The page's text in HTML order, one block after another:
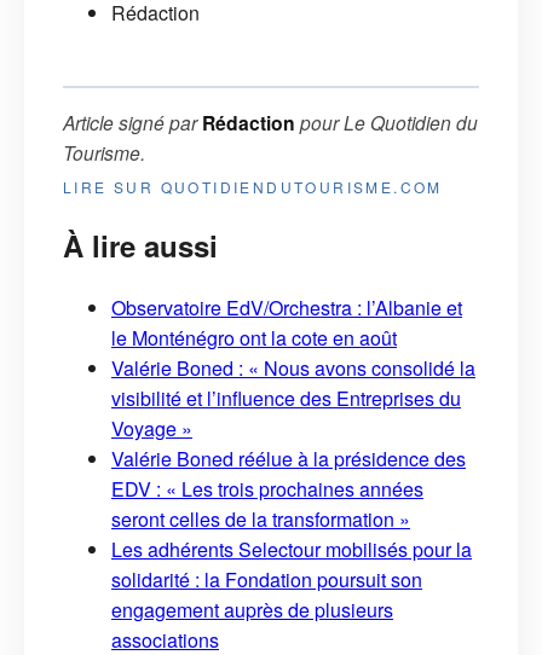
Rédaction
Article signé parRédaction pourLe Quotidien du
Tourisme.
LIRE SUR QUOTIDIENDUTOURISME.COM
À lire aussi
Observatoire EdV/Orchestra : l’Albanie et
le Monténégro ont la cote en août
Valérie Boned : « Nous avons consolidé la
visibilité et l’influence des Entreprises du
Voyage »
Valérie Boned réélue à la présidence des
EDV : « Les trois prochaines années
seront celles de la transformation »
Les adhérents Selectour mobilisés pour la
solidarité : la Fondation poursuit son
engagement auprès de plusieurs
associations